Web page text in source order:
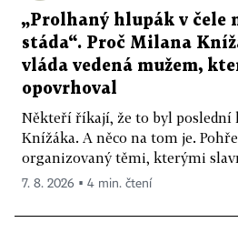
„Prolhaný hlupák v čele
stáda“. Proč Milana
vláda vedená mužem,
opovrhoval
Někteří říkají, že to byl poslední
Knížáka. A něco na tom je.
organizovaný těmi, kterými
7. 8. 2026 ▪ 4 min. čtení